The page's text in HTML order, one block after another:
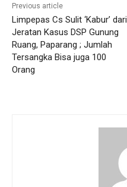
Previous article
Limpepas Cs Sulit ‘Kabur’ dari
Jeratan Kasus DSP Gunung
Ruang, Paparang ; Jumlah
Tersangka Bisa juga 100
Orang